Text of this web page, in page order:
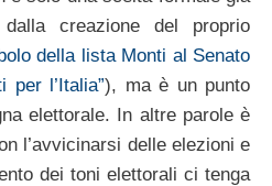
creazione del proprio
della lista Monti al Senato
per l’Italia”), ma è un punto
elettorale. In altre parole è
l’avvicinarsi delle elezioni e
dei toni elettorali ci tenga